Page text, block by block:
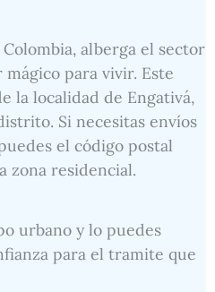
alberga el sector
para vivir. Este
la localidad de Engativá,
Si necesitas envíos
el código postal
zona residencial.
urbano y lo puedes
para el tramite que